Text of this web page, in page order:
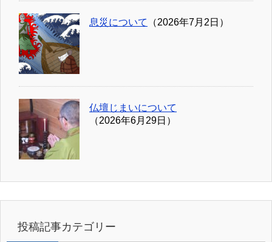
息災について （2026年7月2日）
仏壇じまいについて
（2026年6月29日）
投稿記事カテゴリー